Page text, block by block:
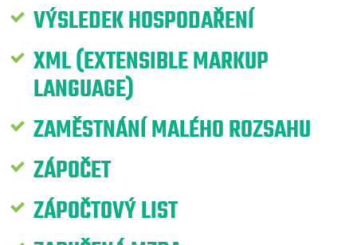
VÝSLEDEK HOSPODAŘENÍ
XML (EXTENSIBLE MARKUP
LANGUAGE)
ZAMĚSTNÁNÍ MALÉHO ROZSAHU
ZÁPOČET
ZÁPOČTOVÝ LIST